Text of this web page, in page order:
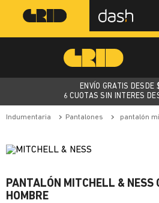
ENVÍO GRATIS DESDE
6 CUOTAS SIN INTERES
indumentaria pantalones pantalón
PANTALÓN MITCHELL & NESS
HOMBRE